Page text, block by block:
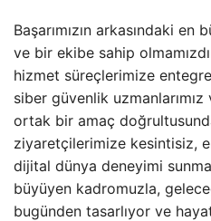
Başarımızın arkasındaki en
ve bir ekibe sahip
hizmet süreçlerimize entegre
siber güvenlik
ortak bir amaç
ziyaretçilerimize kesintisiz,
dijital dünya deneyimi
büyüyen kadromuzla,
bugünden tasarlıyor ve